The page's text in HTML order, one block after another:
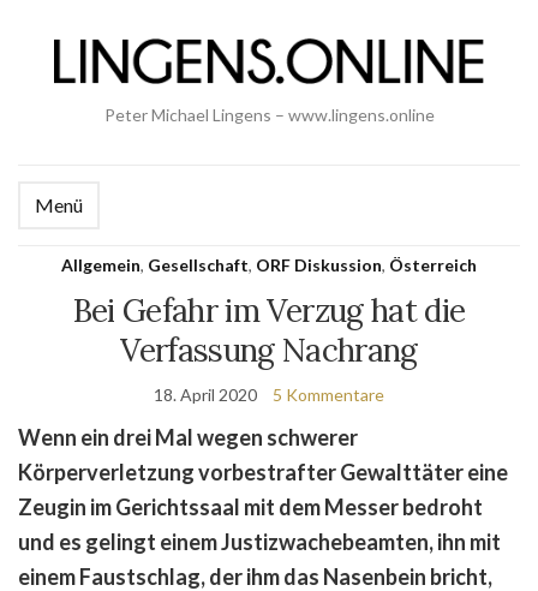
Peter Michael Lingens – www.lingens.online
Menü
Allgemein, Gesellschaft, ORF Diskussion, Österreich
Bei Gefahr im Verzug hat die
Verfassung Nachrang
18. April 2020 5 Kommentare
Wenn ein drei Mal wegen schwerer
Körperverletzung vorbestrafter Gewalttäter eine
Zeugin im Gerichtssaal mit dem Messer bedroht
und es gelingt einem Justizwachebeamten, ihn mit
einem Faustschlag, der ihm das Nasenbein bricht,